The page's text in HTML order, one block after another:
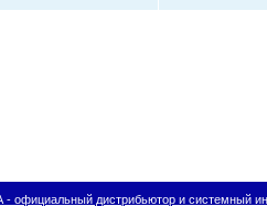
официальный дистрибьютор и системный